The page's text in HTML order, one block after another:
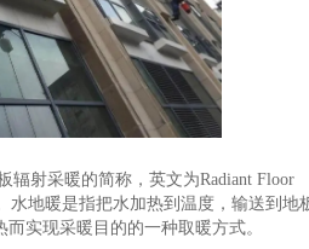
辐射采暖的简称，英文为Radiant Floor
水地暖是指把水加热到温度，输送到地
实现采暖目的的一种取暖方式。